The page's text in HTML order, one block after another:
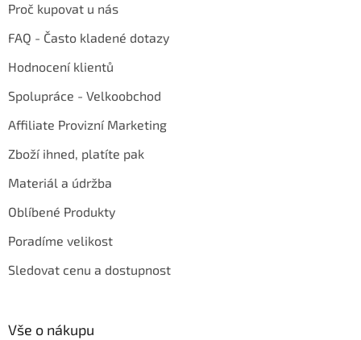
Proč kupovat u nás
FAQ - Často kladené dotazy
Hodnocení klientů
Spolupráce - Velkoobchod
Affiliate Provizní Marketing
Zboží ihned, platíte pak
Materiál a údržba
Oblíbené Produkty
Poradíme velikost
Sledovat cenu a dostupnost
Vše o nákupu